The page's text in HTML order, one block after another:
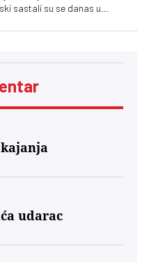
sastali su se danas u
energetici, infrastrukturi i
integritet Ukrajine
udarac